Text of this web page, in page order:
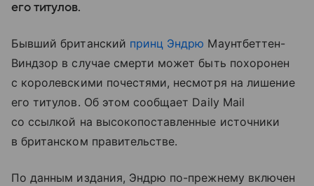
его титулов.
Бывший британский принц Эндрю Маунтбеттен-
Виндзор в случае смерти может быть похоронен
с королевскими почестями, несмотря на лишение
его титулов. Об этом сообщает Daily Mail
со ссылкой на высокопоставленные источники
в британском правительстве.
По данным издания, Эндрю по-прежнему включен